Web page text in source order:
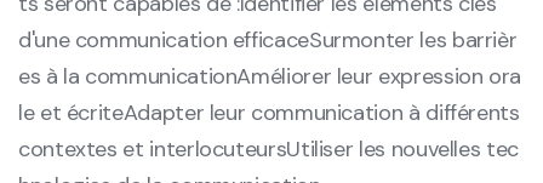
d'une communication efficaceSurmonter les barrièr
es à la communicationAméliorer leur expression ora
le et écriteAdapter leur communication à différents
contextes et interlocuteursUtiliser les nouvelles tec